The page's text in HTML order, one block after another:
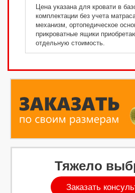
Цена указана для кровати в
комплектации без учета
механизм, ортопедическое
прикроватные ящики
отдельную стоимость.
Тяжело
Заказать